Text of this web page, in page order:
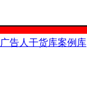
广告人干货库案例库